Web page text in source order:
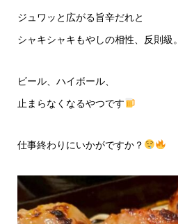
ジュワッと広がる旨辛だれと
シャキシャキもやしの相性、反則級。
ビール、ハイボール、
止まらなくなるやつです
仕事終わりにいかがですか？